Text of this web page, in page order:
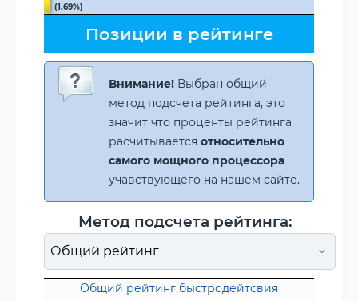
(1.69%)
Позиции в рейтинге
Внимание! Выбран общий
метод подсчета рейтинга, это
значит что проценты рейтинга
расчитывается относительно
самого мощного процессора
учавствующего на нашем сайте.
Метод подсчета рейтинга:
Общий рейтинг быстродейтсвия